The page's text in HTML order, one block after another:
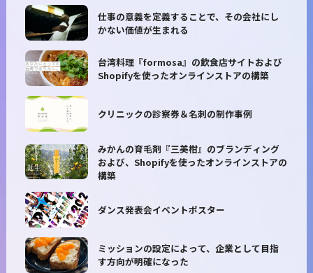
仕事の意義を定義することで、その会社にし
かない価値が生まれる
台湾料理『formosa』の飲食店サイトおよび
Shopifyを使ったオンラインストアの構築
クリニックの診察券＆名刺の制作事例
みかんの育毛剤『三美柑』のブランディング
および、Shopifyを使ったオンラインストアの
構築
ダンス発表会イベントポスター
ミッションの設定によって、企業として目指
す方向が明確になった